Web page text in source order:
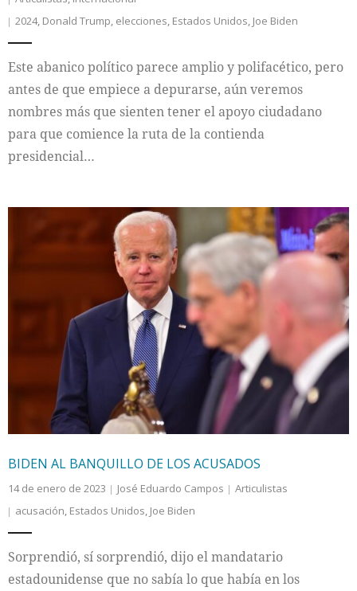
2024, Donald Trump elecciones Estados Unidos Joe Biden
Este abanico político parece amplio y polifacético, pero
antes de que empiece a depurarse, aún veremos
nombres más que sienten tener el apoyo ciudadano
para que comience la ruta de la contienda
presidencial…
BIDEN AL BANQUILLO DE LOS ACUSADOS
14 de enero de 2023 José Eduardo Campos
Articulistas
acusación, Estados Unidos, Joe Biden
Sorprendió, sí sorprendió, dijo el mandatario
estadounidense que no sabía lo que había en los